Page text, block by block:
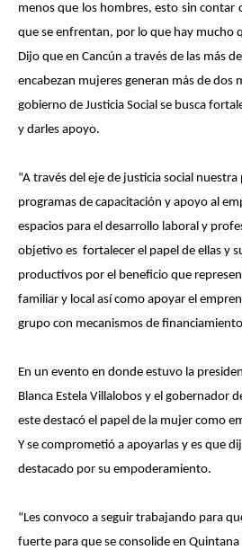
menos que los hombres, esto sin contar
que se enfrentan, por lo que hay mucho
Dijo que en Cancún a través de las más
encabezan mujeres generan más de dos
gobierno de Justicia Social se busca
y darles apoyo.
“A través del eje de justicia social
programas de capacitación y apoyo al
espacios para el desarrollo laboral y
objetivo es fortalecer el papel de ellas y
productivos por el beneficio que
familiar y local así como apoyar el
grupo con mecanismos de
En un evento en donde estuvo la
Blanca Estela Villalobos y el gobernador
este destacó el papel de la mujer como
Y se comprometió a apoyarlas y es que
destacado por su empoderamiento.
“Les convoco a seguir trabajando para
fuerte para que se consolide en